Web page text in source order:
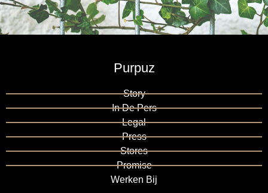
Purpuz
Story
In De Pers
Legal
Press
Stores
Promise
Werken Bij